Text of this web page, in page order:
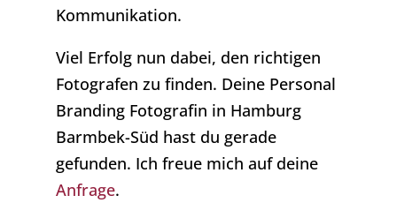
Kommunikation.
Viel Erfolg nun dabei, den richtigen
Fotografen zu finden. Deine Personal
Branding Fotografin in Hamburg
Barmbek-Süd hast du gerade
gefunden. Ich freue mich auf deine
Anfrage.